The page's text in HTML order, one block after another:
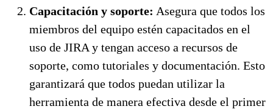
Capacitación y soporte: Asegura que todos los
miembros del equipo estén capacitados en el
uso de JIRA y tengan acceso a recursos de
soporte, como tutoriales y documentación. Esto
garantizará que todos puedan utilizar la
herramienta de manera efectiva desde el primer